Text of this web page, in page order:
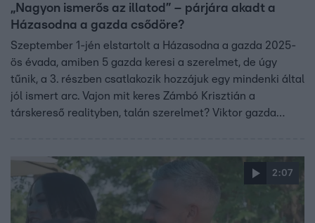
„Nagyon ismerős az illatod” – párjára akadt a
Házasodna a gazda csődöre?
Szeptember 1-jén elstartolt a Házasodna a gazda 2025-
ös évada, amiben 5 gazda keresi a szerelmet, de úgy
tűnik, a 3. részben csatlakozik hozzájuk egy mindenki által
jól ismert arc. Vajon mit keres Zámbó Krisztián a
társkereső realityben, talán szerelmet? Viktor gazda
2:07